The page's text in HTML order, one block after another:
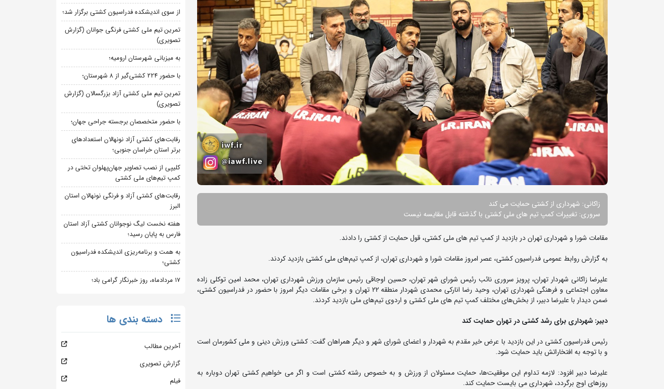
زاکانی: شهرداری از کشتی حمایت می کند
سروری: تغییرات کمپ تیم های ملی کشتی با گذشته قابل مقایسه نیست
مقامات شورا و شهرداری تهران در بازدید از کمپ تیم های ملی کشتی، قول حمایت از کشتی را دادند.
به گزارش روابط عمومی فدراسیون کشتی، عصر امروز مقامات شورا و شهرداری تهران، از کمپ تیم‌های ملی کشتی بازدید کردند.
علیرضا زاکانی شهردار تهران، پرویز سروری نائب رئیس شورای شهر تهران، حسین اوجاقی رئیس سازمان ورزش شهرداری تهران، محمد امین توکلی زاده
معاون اجتماعی و فرهنگی شهرداری تهران، وحید رضا انارکی محمدی شهردار منطقه 22 تهران و برخی مقامات دیگر امروز با حضور در فدراسیون کشتی،
ضمن دیدار با علیرضا دبیر، از بخش‌های مختلف کمپ تیم های ملی کشتی و اردوی تیم‌های ملی بازدید کردند.
دبیر: شهرداری برای رشد کشتی در تهران حمایت کند
رئیس فدراسیون کشتی در این بازدید با عرض خیر مقدم به شهردار و اعضای شورای شهر و دیگر همراهان گفت: کشتی ورزش دینی و ملی کشورمان است
و با توجه به افتخاراتش باید حمایت شود.
علیرضا دبیر افزود: لازمه تداوم این موفقیت‌ها، حمایت مسئولان از ورزش و به خصوص رشته کشتی است و اگر می خواهیم کشتی تهران دوباره به
روزهای اوج برگردد، شهرداری می بایست حمایت کند.
از سوی اندیشکده فدراسیون کشتی برگزار شد؛
تمرین تیم ملی کشتی فرنگی جوانان (گزارش
تصویری)
به میزبانی شهرستان ارومیه؛
با حضور ۲۲۴ کشتی‌گیر از ۸ شهرستان؛
تمرین تیم ملی کشتی آزاد بزرگسالان (گزارش
تصویری)
با حضور متخصصان برجسته جراحی جهان؛
رقابت‌های کشتی آزاد نونهالان استعدادهای
برتر استان خراسان جنوبی؛
کلیپی از نصب تصاویر جهان‌پهلوان تختی در
کمپ تیم‌های ملی کشتی
رقابت‌های کشتی آزاد و فرنگی نونهالان استان
البرز
هفته نخست لیگ نوجوانان کشتی آزاد استان
فارس به پایان رسید؛
به همت و برنامه‌ریزی اندیشکده فدراسیون
کشتی؛
۱۷ مردادماه، روز خبرنگار گرامی باد؛
دسته بندی ها
آخرین مطالب
گزارش تصویری
فیلم